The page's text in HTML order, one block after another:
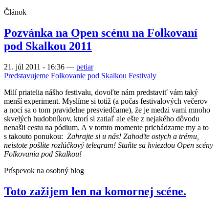
Článok
Pozvánka na Open scénu na Folkovaní
pod Skalkou 2011
21. júl 2011 - 16:36 — petiar
Predstavujeme Folkovanie pod Skalkou Festivaly
Milí priatelia nášho festivalu, dovoľte nám predstaviť vám taký
menší experiment. Myslíme si totiž (a počas festivalových večerov
a nocí sa o tom pravidelne presviedčame), že je medzi vami mnoho
skvelých hudobníkov, ktorí si zatiaľ ale ešte z nejakého dôvodu
nenašli cestu na pódium. A v tomto momente prichádzame my a to
s takouto ponukou: Zahrajte si u nás! Zahoďte ostych a trému,
neistote pošlite rozlúčkový telegram! Staňte sa hviezdou Open scény
Folkovania pod Skalkou!
Príspevok na osobný blog
Toto zažijem len na komornej scéne.